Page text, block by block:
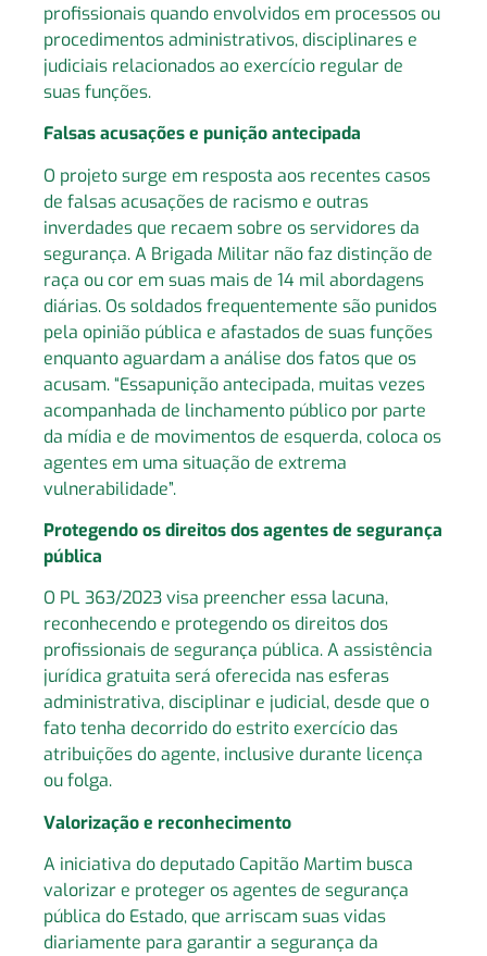
profissionais quando envolvidos em processos ou
procedimentos administrativos, disciplinares e
judiciais relacionados ao exercício regular de
suas funções.
Falsas acusações e punição antecipada
O projeto surge em resposta aos recentes casos
de falsas acusações de racismo e outras
inverdades que recaem sobre os servidores da
segurança. A Brigada Militar não faz distinção de
raça ou cor em suas mais de 14 mil abordagens
diárias. Os soldados frequentemente são punidos
pela opinião pública e afastados de suas funções
enquanto aguardam a análise dos fatos que os
acusam. “Essapunição antecipada, muitas vezes
acompanhada de linchamento público por parte
da mídia e de movimentos de esquerda, coloca os
agentes em uma situação de extrema
vulnerabilidade”.
Protegendo os direitos dos agentes de segurança
pública
O PL 363/2023 visa preencher essa lacuna,
reconhecendo e protegendo os direitos dos
profissionais de segurança pública. A assistência
jurídica gratuita será oferecida nas esferas
administrativa, disciplinar e judicial, desde que o
fato tenha decorrido do estrito exercício das
atribuições do agente, inclusive durante licença
ou folga.
Valorização e reconhecimento
A iniciativa do deputado Capitão Martim busca
valorizar e proteger os agentes de segurança
pública do Estado, que arriscam suas vidas
diariamente para garantir a segurança da